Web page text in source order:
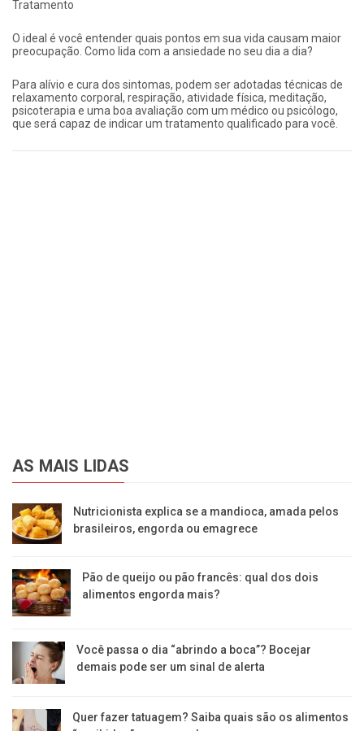
Tratamento
O ideal é você entender quais pontos em sua vida causam maior
preocupação. Como lida com a ansiedade no seu dia a dia?
Para alívio e cura dos sintomas, podem ser adotadas técnicas de
relaxamento corporal, respiração, atividade física, meditação,
psicoterapia e uma boa avaliação com um médico ou psicólogo,
que será capaz de indicar um tratamento qualificado para você.
AS MAIS LIDAS
Nutricionista explica se a mandioca, amada pelos
brasileiros, engorda ou emagrece
Pão de queijo ou pão francês: qual dos dois
alimentos engorda mais?
Você passa o dia “abrindo a boca”? Bocejar
demais pode ser um sinal de alerta
Quer fazer tatuagem? Saiba quais são os alimentos